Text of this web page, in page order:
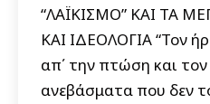
“ΛΑΪΚΙΣΜΟ” ΚΑΙ ΤΑ
ΚΑΙ ΙΔΕΟΛΟΓΙΑ “Τον
απ΄ την πτώση και τον
ανεβάσματα που δεν